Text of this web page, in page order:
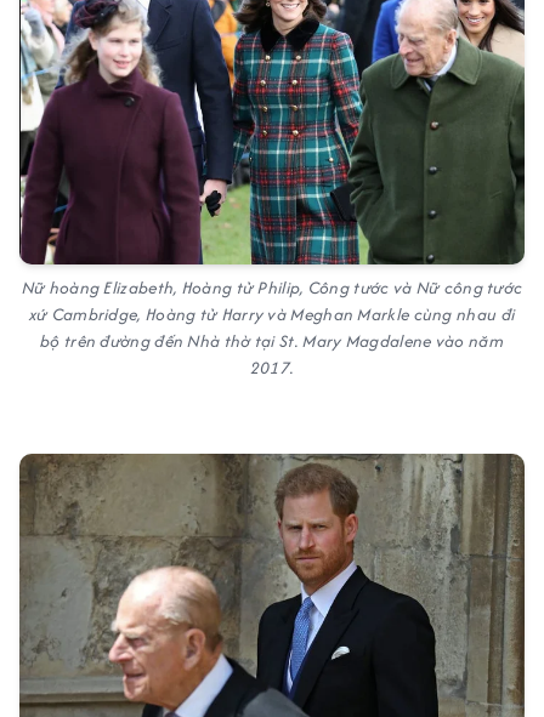
Nữ hoàng Elizabeth, Hoàng tử Philip, Công tước và Nữ công tước
xứ Cambridge, Hoàng tử Harry và Meghan Markle cùng nhau đi
bộ trên đường đến Nhà thờ tại St. Mary Magdalene vào năm
2017.